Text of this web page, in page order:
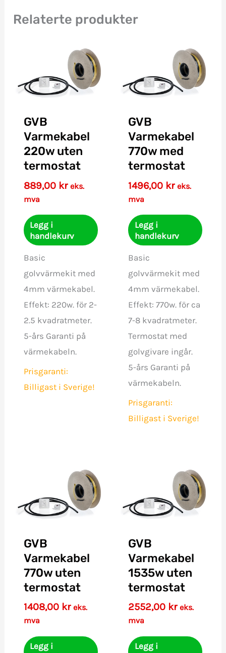
Relaterte produkter
GVB
Varmekabel
220w uten
termostat
889,00 kr eks.
mva
Legg i
handlekurv
Basic
golvvärmekit med
4mm värmekabel.
Effekt: 220w. för 2-
2.5 kvadratmeter.
5-års Garanti på
värmekabeln.
Prisgaranti:
Billigast i Sverige!
GVB
Varmekabel
770w med
termostat
1496,00 kr eks.
mva
Legg i
handlekurv
Basic
golvvärmekit med
4mm värmekabel.
Effekt: 770w. för ca
7-8 kvadratmeter.
Termostat med
golvgivare ingår.
5-års Garanti på
värmekabeln.
Prisgaranti:
Billigast i Sverige!
GVB
Varmekabel
770w uten
termostat
1408,00 kr eks.
mva
Legg i
GVB
Varmekabel
1535w uten
termostat
2552,00 kr eks.
mva
Legg i